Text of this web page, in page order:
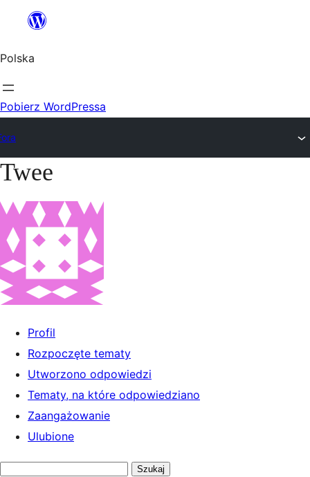
Przejdź
treści
Polska
Pobierz WordPressa
Przejdź
treści
Twee
Profil
Rozpoczęte tematy
Utworzono odpowiedzi
Tematy, na które odpowiedziano
Zaangażowanie
Ulubione